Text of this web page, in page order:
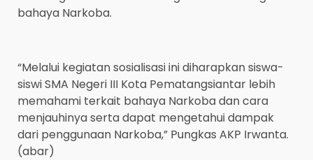
bahaya Narkoba.
“Melalui kegiatan sosialisasi ini diharapkan siswa-
siswi SMA Negeri III Kota Pematangsiantar lebih
memahami terkait bahaya Narkoba dan cara
menjauhinya serta dapat mengetahui dampak
dari penggunaan Narkoba,” Pungkas AKP Irwanta.
(abar)